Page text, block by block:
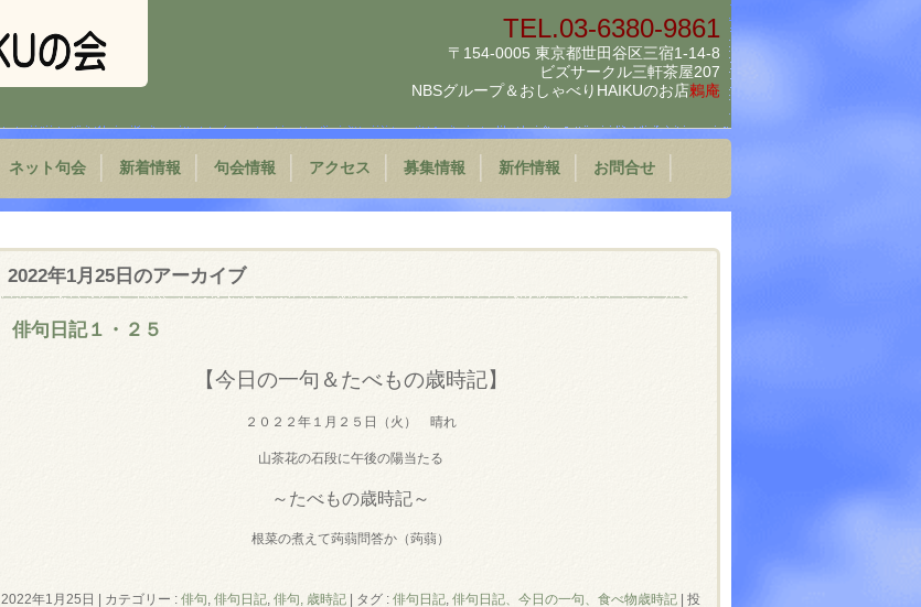
TEL.03-6380-9861
〒154-0005 東京都世田谷区三宿1-14-8
ビズサークル三軒茶屋207
NBSグループ＆ おしゃべりHAIKUのお店鶫庵
ネット句会 新着情報 句会情報 アクセス 募集情報 新作情報 お問合せ
2022年1月25日 のアーカイブ
俳句日記１・２５
【今日の一句＆たべもの歳時記】
２０２２年１月２５日（火） 晴れ
山茶花の石段に午後の陽当たる
～たべもの歳時記～
根菜の煮えて蒟蒻問答か（蒟蒻）
2022年1月25日 カテゴリー : 俳句 俳句日記 俳句, 歳時記 タグ : 俳句日記 俳句日記、今日の一句、食べ物歳時記
投